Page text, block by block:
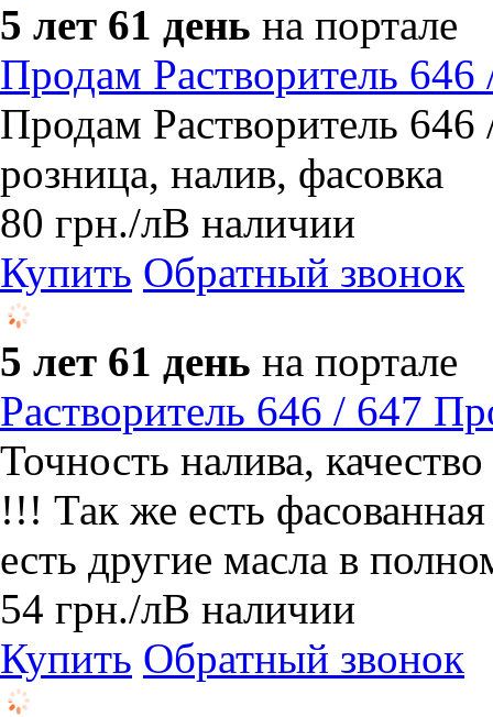
5 лет 61 день на портале
Продам Растворитель
​Продам Растворитель
розница, налив, фасовка
80 грн./лВ наличии
Купить Обратный звонок
5 лет 61 день на портале
Растворитель 646 / 647
Точность налива,
!!! Так же есть
есть другие масла в
54 грн./лВ наличии
Купить Обратный звонок